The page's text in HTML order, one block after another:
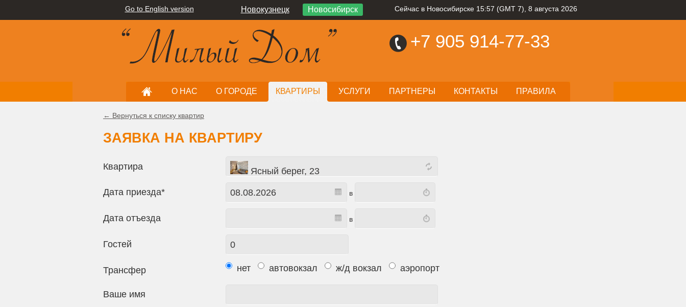
Go to English version Новокузнецк Новосибирск Сейчас в Новосибирске 15:57 (GMT 7), 8 августа 2026
+7 905 914-77-33
О НАС О ГОРОДЕ КВАРТИРЫ УСЛУГИ ПАРТНЕРЫ КОНТАКТЫ ПРАВИЛА
← Вернуться к списку квартир
ЗАЯВКА НА КВАРТИРУ
Квартира Ясный берег, 23
Дата приезда* в
Дата отъезда в
Гостей
Трансфер нет автовокзал ж/д вокзал аэропорт
Ваше имя